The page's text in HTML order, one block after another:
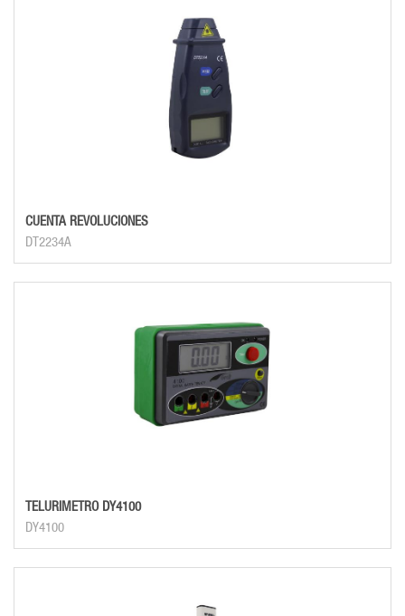
CUENTA REVOLUCIONES
DT2234A
TELURIMETRO DY4100
DY4100